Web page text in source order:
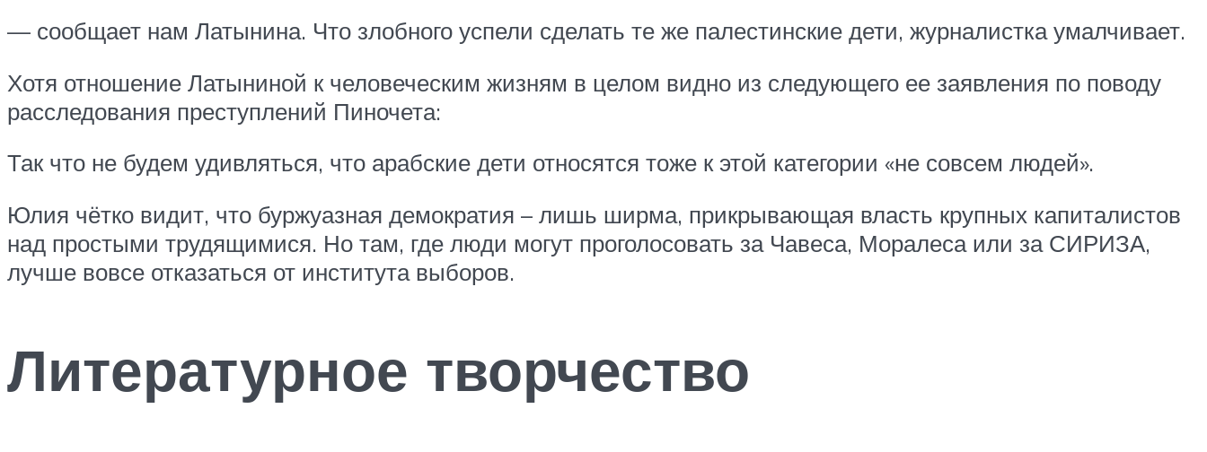
— сообщает нам Латынина. Что злобного успели сделать те же палестинские дети, журналистка умалчивает.
Хотя отношение Латыниной к человеческим жизням в целом видно из следующего ее заявления по поводу
расследования преступлений Пиночета:
Так что не будем удивляться, что арабские дети относятся тоже к этой категории «не совсем людей».
Юлия чётко видит, что буржуазная демократия – лишь ширма, прикрывающая власть крупных капиталистов
над простыми трудящимися. Но там, где люди могут проголосовать за Чавеса, Моралеса или за СИРИЗА,
лучше вовсе отказаться от института выборов.
Литературное творчество